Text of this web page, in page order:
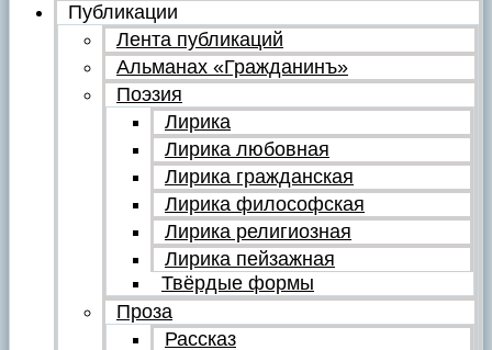
Публикации
Лента публикаций
Альманах «Гражданинъ»
Поэзия
Лирика
Лирика любовная
Лирика гражданская
Лирика философская
Лирика религиозная
Лирика пейзажная
Твёрдые формы
Проза
Рассказ